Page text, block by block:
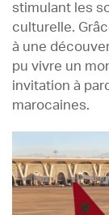
stimulant les
culturelle.
à une
pu vivre un
invitation à
marocaines.